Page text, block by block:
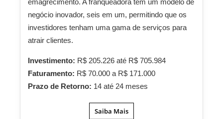
emagrecimento. A franqueadora tem um modelo de
negócio inovador, seis em um, permitindo que os
investidores tenham uma gama de serviços para
atrair clientes.
Investimento: R$ 205.226 até R$ 705.984
Faturamento: R$ 70.000 a R$ 171.000
Prazo de Retorno: 14 até 24 meses
Saiba Mais